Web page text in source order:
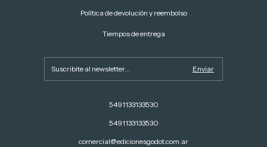
Política de devolución y reembolso
Tiempos de entrega
5491133133530
5491133133530
comercial@edicionesgodot.com.ar